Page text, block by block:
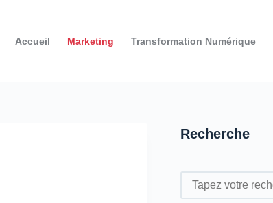
Accueil Marketing Transformation Numérique
Recherche
Rechercher